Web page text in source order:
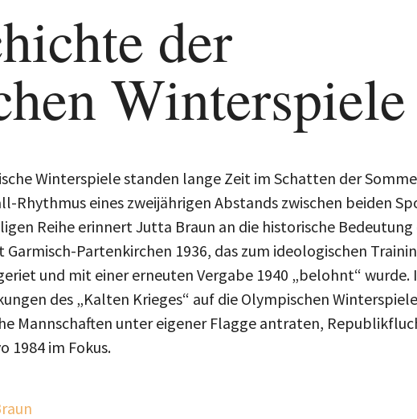
der
Winterspiele
Winterspiele standen lange Zeit im Schatten der
Rhythmus eines zweijährigen Abstands zwischen beiden
Reihe erinnert Jutta Braun an die historische
Garmisch-Partenkirchen 1936, das zum ideologischen
und mit einer erneuten Vergabe 1940 „belohnt“ wurde.
des „Kalten Krieges“ auf die Olympischen
Mannschaften unter eigener Flagge antraten,
1984 im Fokus.